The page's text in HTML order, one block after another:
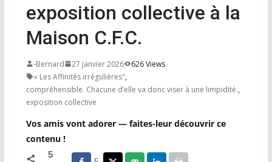
exposition collective à la
Maison C.F.C.
-Bernard 27 janvier 2026
626 Views
« Les Affinités irrégulières",
compréhensible. Chacune d’elle va donc viser à une limpidité.,
exposition collective
Vos amis vont adorer — faites-leur découvrir ce
contenu !
5